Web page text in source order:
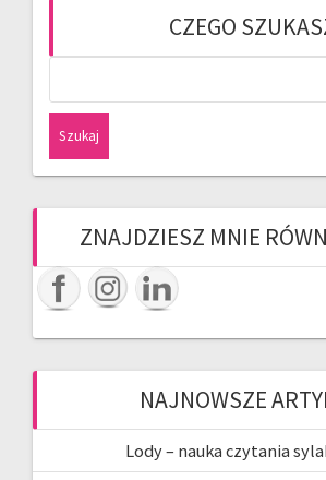
CZEGO
ZNAJDZIESZ MNIE
NAJNOWSZE
Lody – nauka czytania